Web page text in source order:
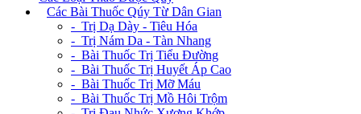
Các Bài Thuốc Qúy Từ Dân Gian
- Trị Dạ Dày - Tiêu Hóa
- Trị Nám Da - Tàn Nhang
- Bài Thuốc Trị Tiểu Đường
- Bài Thuốc Trị Huyết Áp Cao
- Bài Thuốc Trị Mỡ Máu
- Bài Thuốc Trị Mồ Hôi Trộm